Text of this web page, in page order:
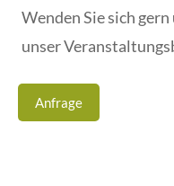
Wenden Sie sich
unser
Anfrage